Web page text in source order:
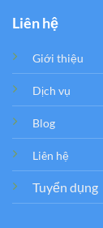
Liên hệ
Giới thiệu
Dịch vụ
Blog
Liên hệ
Tuyển dụng